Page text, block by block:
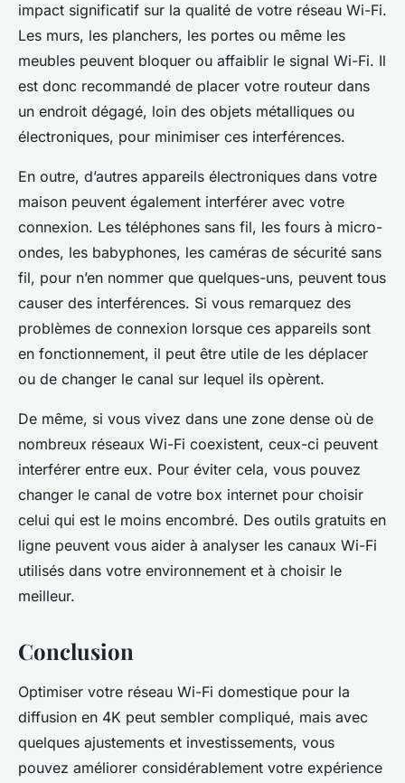
impact significatif sur la qualité de votre réseau Wi-Fi.
Les murs, les planchers, les portes ou même les
meubles peuvent bloquer ou affaiblir le signal Wi-Fi. Il
est donc recommandé de placer votre routeur dans
un endroit dégagé, loin des objets métalliques ou
électroniques, pour minimiser ces interférences.
En outre, d’autres appareils électroniques dans votre
maison peuvent également interférer avec votre
connexion. Les téléphones sans fil, les fours à micro-
ondes, les babyphones, les caméras de sécurité sans
fil, pour n’en nommer que quelques-uns, peuvent tous
causer des interférences. Si vous remarquez des
problèmes de connexion lorsque ces appareils sont
en fonctionnement, il peut être utile de les déplacer
ou de changer le canal sur lequel ils opèrent.
De même, si vous vivez dans une zone dense où de
nombreux réseaux Wi-Fi coexistent, ceux-ci peuvent
interférer entre eux. Pour éviter cela, vous pouvez
changer le canal de votre box internet pour choisir
celui qui est le moins encombré. Des outils gratuits en
ligne peuvent vous aider à analyser les canaux Wi-Fi
utilisés dans votre environnement et à choisir le
meilleur.
Conclusion
Optimiser votre réseau Wi-Fi domestique pour la
diffusion en 4K peut sembler compliqué, mais avec
quelques ajustements et investissements, vous
pouvez améliorer considérablement votre expérience